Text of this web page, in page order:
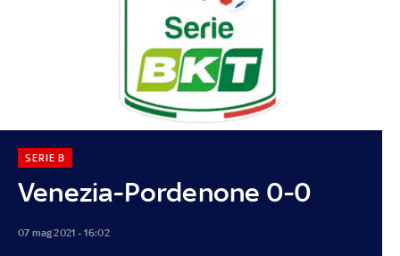
Venezia-Pordenone 0-0
SERIE B
07 mag 2021 - 16:02